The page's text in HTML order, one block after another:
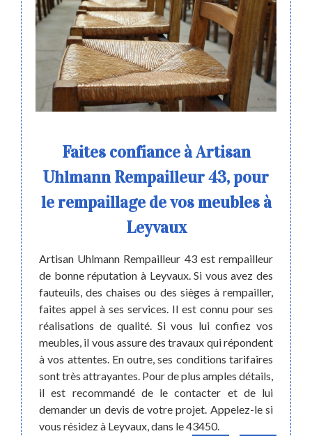
de
avec
ce
bon
nous
de
est
à
Faites confiance à Artisan
Uhlmann Rempailleur 43, pour
le rempaillage de vos meubles à
Leyvaux
Artisan Uhlmann Rempailleur 43 est rempailleur
de bonne réputation à Leyvaux. Si vous avez des
fauteuils, des chaises ou des sièges à rempailler,
faites appel à ses services. Il est connu pour ses
réalisations de qualité. Si vous lui confiez vos
meubles, il vous assure des travaux qui répondent
à vos attentes. En outre, ses conditions tarifaires
sont très attrayantes. Pour de plus amples détails,
il est recommandé de le contacter et de lui
demander un devis de votre projet. Appelez-le si
vous résidez à Leyvaux, dans le 43450.
Un
le
et
Un
la